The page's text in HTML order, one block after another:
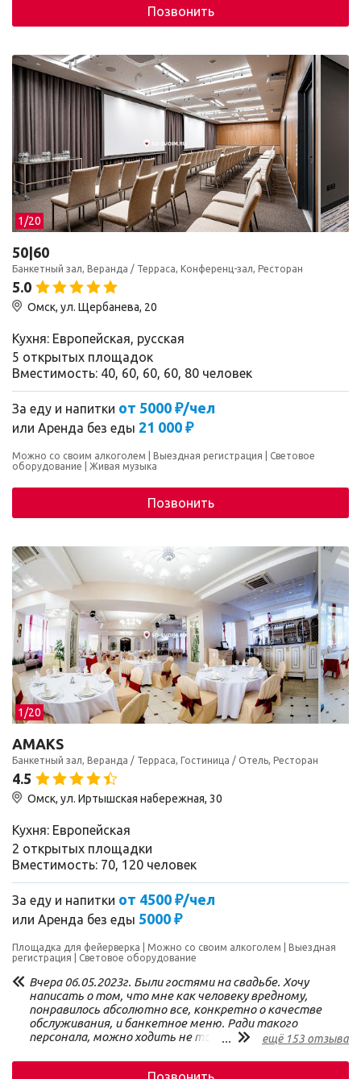
Позвонить
1/20
50|60
Банкетный зал, Веранда / Терраса, Конференц-зал, Ресторан
5.0
Омск, ул. Щербанева, 20
Кухня: Европейская, русская
5 открытых площадок
Вместимость: 40, 60, 60, 60, 80 человек
За еду и напитки от 5000 ₽/чел
или Аренда без еды 21 000 ₽
Можно со своим алкоголем Выездная регистрация
Световое
оборудование
Живая музыка
Позвонить
1/20
АМАКS
Банкетный зал, Веранда / Терраса, Гостиница / Отель, Ресторан
4.5
Омск, ул. Иртышская набережная, 30
Кухня: Европейская
2 открытых площадки
Вместимость: 70, 120 человек
За еду и напитки от 4500 ₽/чел
или Аренда без еды 5000 ₽
Площадка для фейерверка Можно со своим алкоголем
Выездная
регистрация
Световое оборудование
Вчера 06.05.2023г. Были гостями на свадьбе. Хочу
написать о том, что мне как человеку вредному,
понравилось абсолютно все, конкретно о качестве
обслуживания, и банкетное меню. Ради такого
персонала, можно ходить не только на мероприятие,
приветлив, на любую прозьбу, не забывали про
... ещё 153 отзыва